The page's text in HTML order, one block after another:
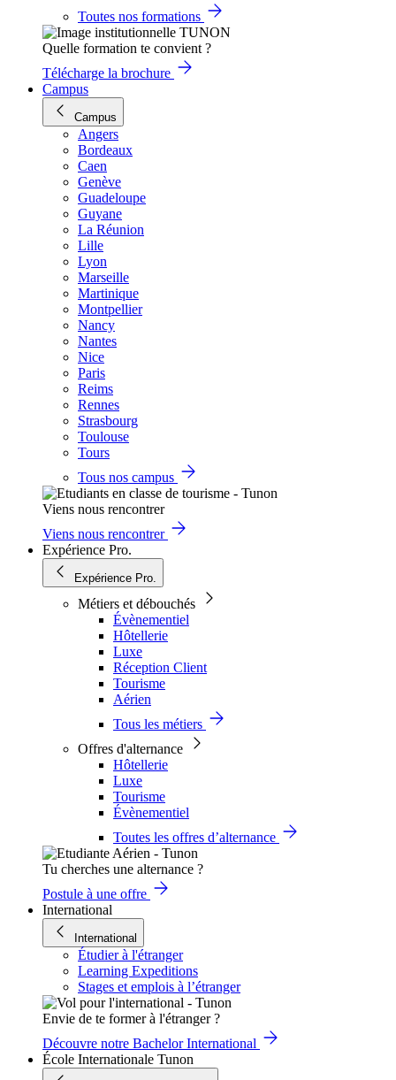
Toutes nos formations
Quelle formation te convient ?
Télécharge la brochure
Campus
Campus
Angers
Bordeaux
Caen
Genève
Guadeloupe
Guyane
La Réunion
Lille
Lyon
Marseille
Martinique
Montpellier
Nancy
Nantes
Nice
Paris
Reims
Rennes
Strasbourg
Toulouse
Tours
Tous nos campus
Viens nous rencontrer
Viens nous rencontrer
Expérience Pro.
Expérience Pro.
Métiers et débouchés
Évènementiel
Hôtellerie
Luxe
Réception Client
Tourisme
Aérien
Tous les métiers
Offres d'alternance
Hôtellerie
Luxe
Tourisme
Évènementiel
Toutes les offres d’alternance
Tu cherches une alternance ?
Postule à une offre
International
International
Étudier à l'étranger
Learning Expeditions
Stages et emplois à l’étranger
Envie de te former à l'étranger ?
Découvre notre Bachelor International
École Internationale Tunon